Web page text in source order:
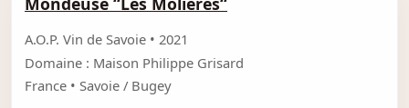
A.O.P. Vin de Savoie • 2021
Domaine : Maison Philippe Grisard
France • Savoie / Bugey